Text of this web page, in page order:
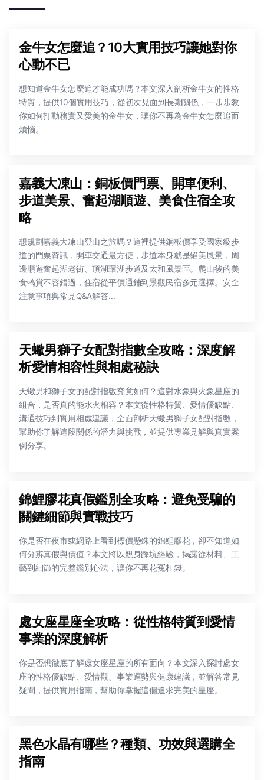
金牛女怎麼追？10大實用技巧讓她對你
心動不已
想知道金牛女怎麼追才能成功嗎？本文深入剖析金牛女的性格
特質，提供10個實用技巧，從初次見面到長期關係，一步步教
你如何打動務實又愛美的金牛女，讓你不再為金牛女怎麼追而
煩惱。
嘉義大凍山：銅板價門票、開車便利、
步道美景、奮起湖順遊、美食住宿全攻
略
想規劃嘉義大凍山登山之旅嗎？這裡提供銅板價享受國家級步
道的門票資訊，開車交通最方便，步道本身就是絕美風景，周
邊順遊奮起湖老街、頂湖環湖步道及太和風景區。爬山後的美
食犒賞不容錯過，住宿從平價通鋪到景觀民宿多元選擇。安全
注意事項與常見Q&A解答...
天蠍男獅子女配對指數全攻略：深度解
析愛情相容性與相處秘訣
天蠍男和獅子女的配對指數究竟如何？這對水象與火象星座的
組合，是否真的能水火相容？本文從性格特質、愛情優缺點、
溝通技巧到實用相處建議，全面剖析天蠍男獅子女配對指數，
幫助你了解這段關係的潛力與挑戰，並提供專業見解與真實案
例分享。
錦鯉膠花真假鑑別全攻略：避免受騙的
關鍵細節與實戰技巧
你是否在夜市或網路上看到標價懸殊的錦鯉膠花，卻不知道如
何分辨真假與價值？本文將以親身踩坑經驗，揭露從材料、工
藝到細節的完整鑑別心法，讓你不再花冤枉錢。
處女座星座全攻略：從性格特質到愛情
事業的深度解析
你是否想徹底了解處女座星座的所有面向？本文深入探討處女
座的性格優缺點、愛情觀、事業運勢與健康建議，並解答常見
疑問，提供實用指南，幫助你掌握這個追求完美的星座。
黑色水晶有哪些？種類、功效與選購全
指南